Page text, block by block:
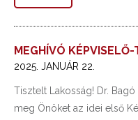
MEGHÍVÓ
2025. JANUÁR 22.
Tisztelt Lakosság! Dr.
meg Önöket az idei első